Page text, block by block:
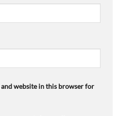
and website in this browser for